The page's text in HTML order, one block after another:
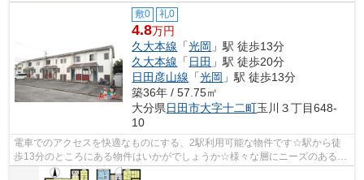
敷0 礼0
4.8万円
久大本線 「光岡 」駅 徒歩13分
久大本線 「 日田 」駅 徒歩20分
日田彦山線 「光岡 」駅 徒歩13分
築36年 / 57.75㎡
大分県日田市大字十二町玉川３丁目648-
10
電車でのアクセスを快適なものにする、2駅利用可能な物件です☆駅から徒
歩13分のところにある物件はいかがでしょうか☆様々な層にニーズのあるタ
ウンハウスの物件です☆できるだけ早めに...